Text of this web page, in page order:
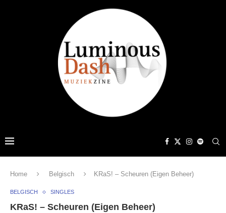
Home Belgisch KRaS! – Scheuren (Eigen Beheer)
BELGISCH SINGLES
KRaS! – Scheuren (Eigen Beheer)